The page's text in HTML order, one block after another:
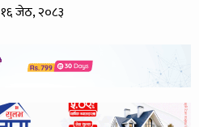
१६ जेठ, २०८३